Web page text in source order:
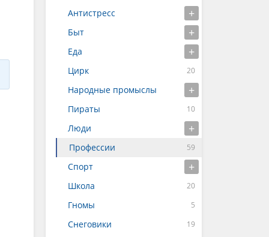
Антистресс
Быт
Еда
Цирк
Народные промыслы
Пираты
Люди
Профессии
Спорт
Школа
Гномы
Снеговики